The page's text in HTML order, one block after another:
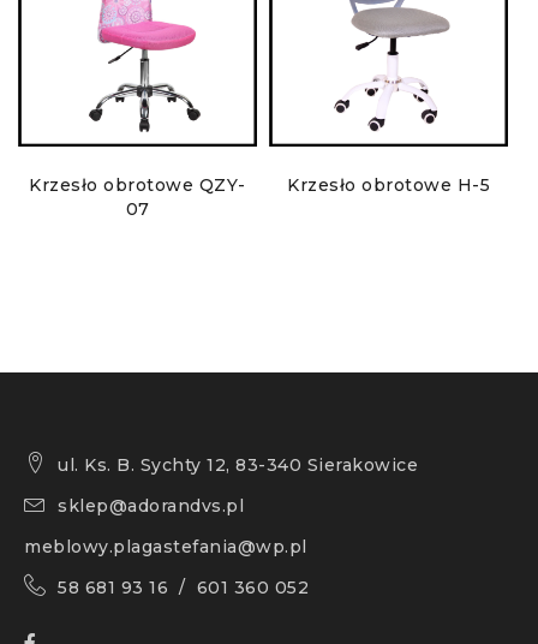
Krzesło obrotowe QZY-
07
Krzesło obrotowe H-5
ul. Ks. B. Sychty 12, 83-340 Sierakowice
sklep@adorandvs.pl
meblowy.plagastefania@wp.pl
58 681 93 16 / 601 360 052